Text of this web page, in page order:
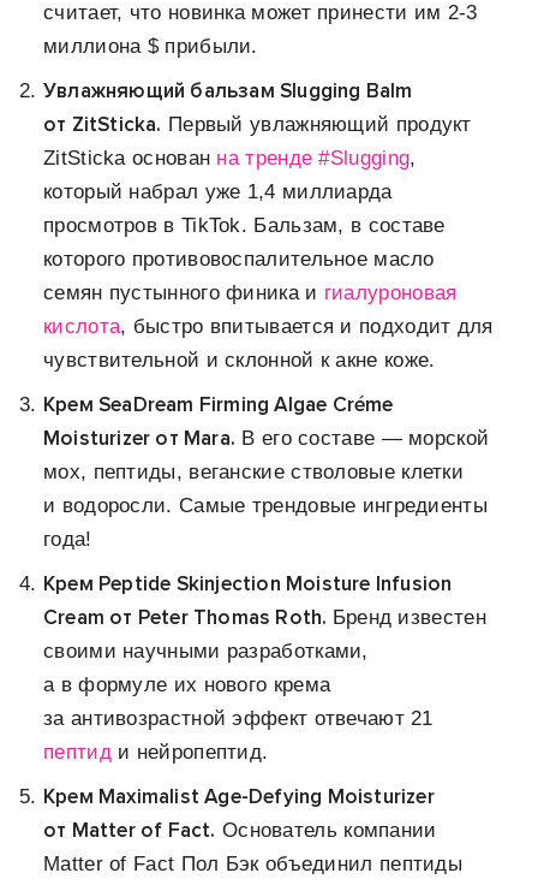
считает, что новинка может принести им 2-3
миллиона $ прибыли.
Увлажняющий бальзам Slugging Balm
от ZitSticka. Первый увлажняющий продукт
ZitSticka основан на тренде #Slugging,
который набрал уже 1,4 миллиарда
просмотров в TikTok. Бальзам, в составе
которого противовоспалительное масло
семян пустынного финика и гиалуроновая
кислота, быстро впитывается и подходит для
чувствительной и склонной к акне коже.
Крем SeaDream Firming Algae Créme
Moisturizer от Mara. В его составе — морской
мох, пептиды, веганские стволовые клетки
и водоросли. Самые трендовые ингредиенты
года!
Крем Peptide Skinjection Moisture Infusion
Cream от Peter Thomas Roth. Бренд известен
своими научными разработками,
а в формуле их нового крема
за антивозрастной эффект отвечают 21
пептиди нейропептид.
Крем Maximalist Age-Defying Moisturizer
от Matter of Fact. Основатель компании
Matter of Fact Пол Бэк объединил пептиды